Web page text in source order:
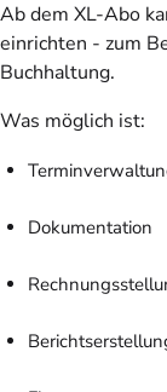
Ab dem XL-Abo
einrichten - zum
Buchhaltung.
Was möglich ist:
Dokumentation